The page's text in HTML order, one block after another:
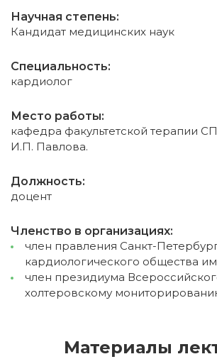
Научная степень:
Кандидат медицинских наук
Специальность:
кардиолог
Место работы:
кафедра факультетской терапии
И.П. Павлова.
Должность:
доцент
Членство в организациях:
член правления Санкт-
кардиологического общества
член президиума
холтеровскому
Материалы